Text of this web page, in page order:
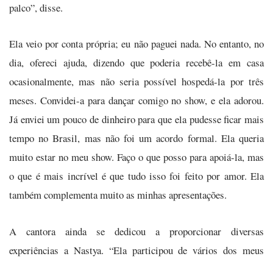
palco”, disse.
Ela veio por conta própria; eu não paguei nada. No entanto, no
dia, ofereci ajuda, dizendo que poderia recebê-la em casa
ocasionalmente, mas não seria possível hospedá-la por três
meses. Convidei-a para dançar comigo no show, e ela adorou.
Já enviei um pouco de dinheiro para que ela pudesse ficar mais
tempo no Brasil, mas não foi um acordo formal. Ela queria
muito estar no meu show. Faço o que posso para apoiá-la, mas
o que é mais incrível é que tudo isso foi feito por amor. Ela
também complementa muito as minhas apresentações.
A cantora ainda se dedicou a proporcionar diversas
experiências a Nastya. “Ela participou de vários dos meus